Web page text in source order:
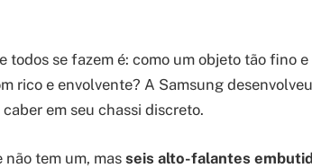
todos se fazem é: como um objeto tão fino
rico e envolvente? A Samsung
em seu chassi discreto.
não tem um, mas seis alto-falantes